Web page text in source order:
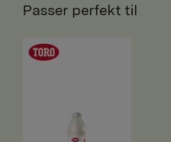
Passer perfekt til